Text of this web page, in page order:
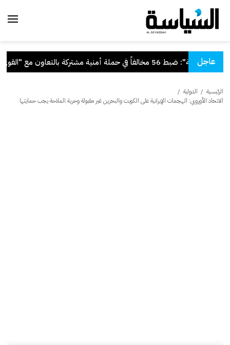
عاجل
"الداخلية": ضبط 56 مخالفاً في حملة أمنية مشتركة بالتعاون مع "القوى العاملة"
الرئيسية / الدولية /
الاتحاد الأوروبي: الهجمات الإيرانية على الكويت والبحرين غير مقبولة وحرية الملاحة يجب حمايتها